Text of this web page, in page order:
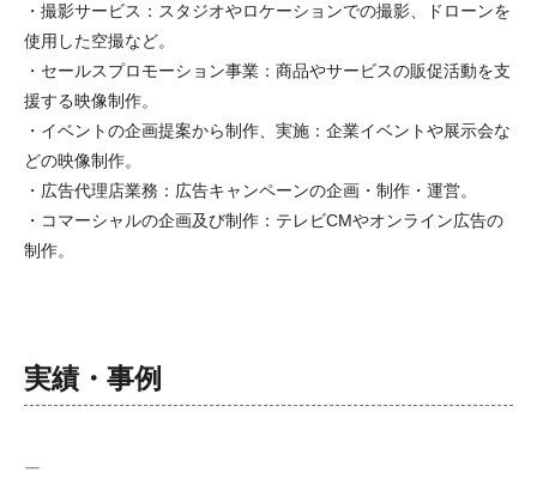
・撮影サービス：スタジオやロケーションでの撮影、ドローンを
使用した空撮など。
・セールスプロモーション事業：商品やサービスの販促活動を支
援する映像制作。
・イベントの企画提案から制作、実施：企業イベントや展示会な
どの映像制作。
・広告代理店業務：広告キャンペーンの企画・制作・運営。
・コマーシャルの企画及び制作：テレビCMやオンライン広告の
制作。
実績・事例
ー